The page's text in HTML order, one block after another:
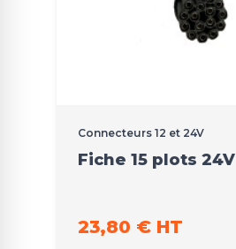
Connecteurs 12 et 24V
Fiche 15 plots 24V
23,80 € HT